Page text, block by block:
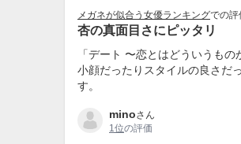
メガネが似合う女優ランキングでの評
杏の真面目さにピッタリ
「デート 〜恋とはどういうも
小顔だったりスタイルの良さだ
す。
minoさん
1位の評価